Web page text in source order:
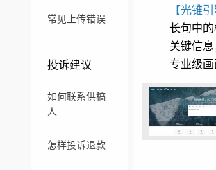
常见上传错误
投诉建议
如何联系供稿
人
怎样投诉退款
【光锥引
长句中
关键信
专业级